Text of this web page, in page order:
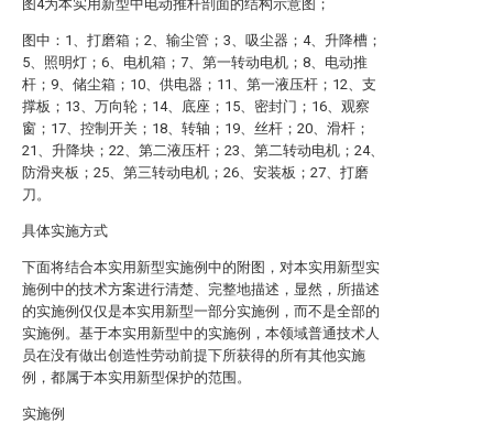
图4为本实用新型中电动推杆剖面的结构示意图；
图中：1、打磨箱；2、输尘管；3、吸尘器；4、升降槽；
5、照明灯；6、电机箱；7、第一转动电机；8、电动推
杆；9、储尘箱；10、供电器；11、第一液压杆；12、支
撑板；13、万向轮；14、底座；15、密封门；16、观察
窗；17、控制开关；18、转轴；19、丝杆；20、滑杆；
21、升降块；22、第二液压杆；23、第二转动电机；24、
防滑夹板；25、第三转动电机；26、安装板；27、打磨
刀。
具体实施方式
下面将结合本实用新型实施例中的附图，对本实用新型实
施例中的技术方案进行清楚、完整地描述，显然，所描述
的实施例仅仅是本实用新型一部分实施例，而不是全部的
实施例。基于本实用新型中的实施例，本领域普通技术人
员在没有做出创造性劳动前提下所获得的所有其他实施
例，都属于本实用新型保护的范围。
实施例